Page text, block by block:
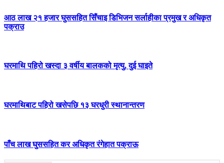
आठ लाख २१ हजार घुससहित सिँचाइ डिभिजन सर्लाहीका प्रमुख र अधिकृत
पक्राउ
घरमाथि पहिरो खस्दा ३ वर्षीय बालकको मृत्यु, दुई घाइते
घरमाथिबाट पहिरो खसेपछि १३ घरधुरी स्थानान्तरण
पाँच लाख घुससहित कर अधिकृत रंगेहात पक्राऊ